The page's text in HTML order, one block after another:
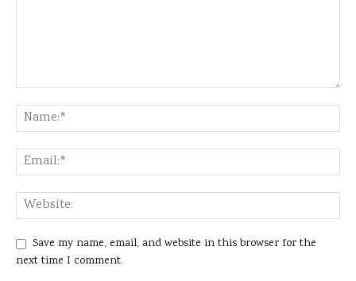
Save my name, email, and website in this browser for the
next time I comment.